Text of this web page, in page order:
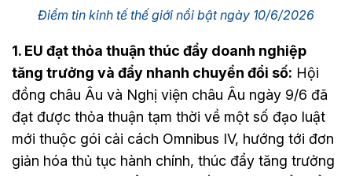
Điểm tin kinh tế thế giới nổi bật ngày 10/6/2026
1. EU đạt thỏa thuận thúc đẩy doanh nghiệp
tăng trưởng và đẩy nhanh chuyển đổi số: Hội
đồng châu Âu và Nghị viện châu Âu ngày 9/6 đã
đạt được thỏa thuận tạm thời về một số đạo luật
mới thuộc gói cải cách Omnibus IV, hướng tới đơn
giản hóa thủ tục hành chính, thúc đẩy tăng trưởng